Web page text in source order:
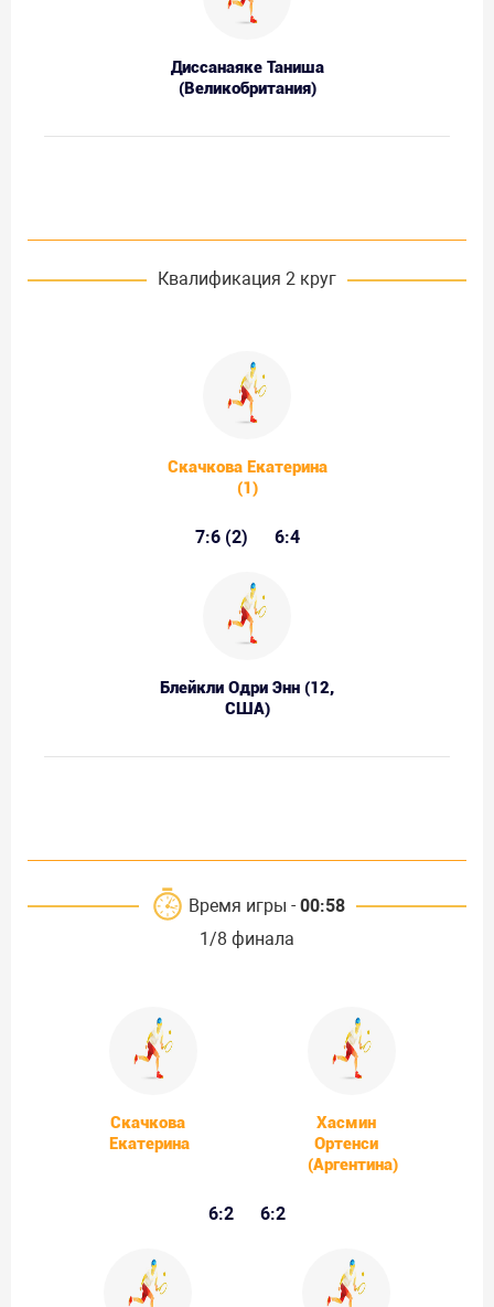
Диссанаяке Таниша
(Великобритания)
Квалификация 2 круг
Скачкова Екатерина
(1)
7:6 (2) 6:4
Блейкли Одри Энн (12,
США)
Время игры - 00:58
1/8 финала
Скачкова
Екатерина
Хасмин
Ортенси
(Аргентина)
6:2 6:2